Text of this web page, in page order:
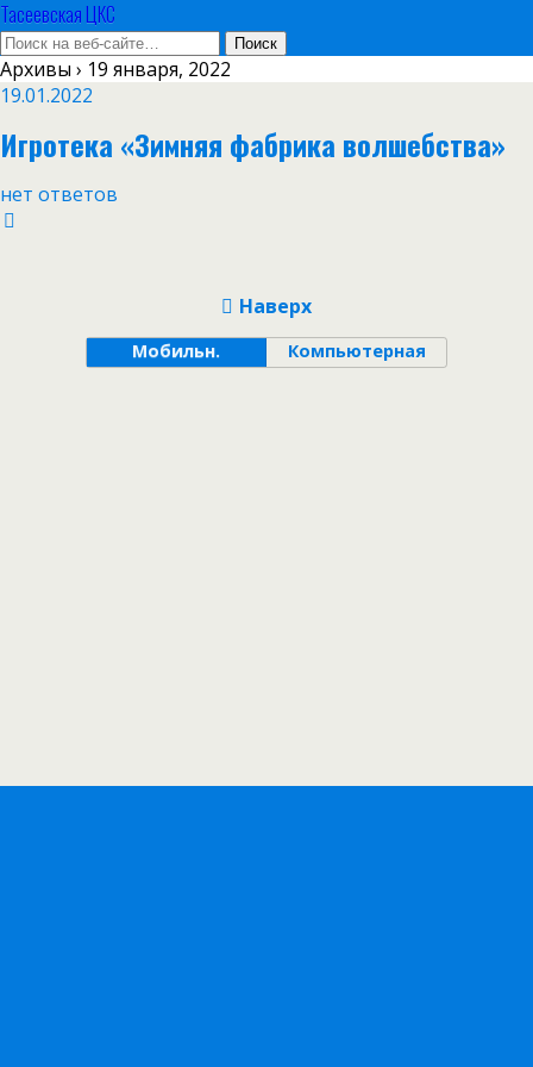
Тасеевская ЦКС
Архивы › 19 января, 2022
19.01.2022
Игротека «Зимняя фабрика волшебства»
нет ответов
Наверх
Мобильн. Компьютерная